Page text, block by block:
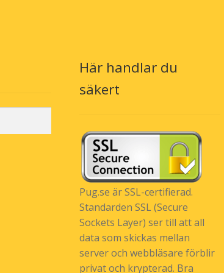
Här handlar du
säkert
Pug.se är SSL-certifierad.
Standarden SSL (Secure
Sockets Layer) ser till att all
data som skickas mellan
server och webbläsare förblir
privat och krypterad. Bra